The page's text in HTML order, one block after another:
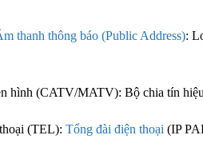
thanh thông báo (Public Address):
hình (CATV/MATV): Bộ chia tín
(TEL): Tổng đài điện thoại (IP